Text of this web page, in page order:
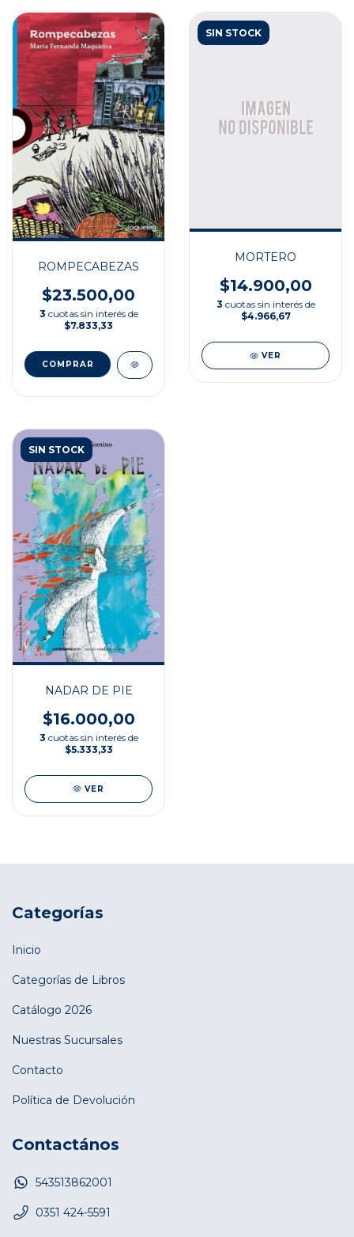
ROMPECABEZAS
$23.500,00
3 cuotas sin interés de
$7.833,33
SIN STOCK
MORTERO
$14.900,00
3 cuotas sin interés de
$4.966,67
VER
SIN STOCK
NADAR DE PIE
$16.000,00
3 cuotas sin interés de
$5.333,33
VER
Categorías
Inicio
Categorías de Libros
Catálogo 2026
Nuestras Sucursales
Contacto
Política de Devolución
Contactános
543513862001
0351 424-5591